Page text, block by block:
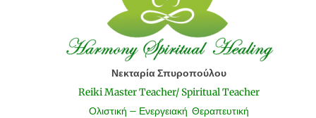
Νεκταρία Σπυροπούλου
Reiki Master Teacher/ Spiritual Teacher
Ολιστική – Ενεργειακή Θεραπευτική